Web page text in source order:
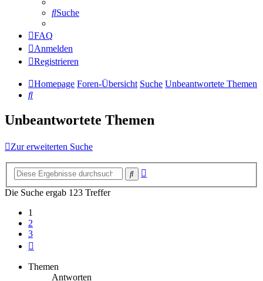
Suche
FAQ
Anmelden
Registrieren
Homepage Foren-Übersicht Suche Unbeantwortete Themen
Suche
Unbeantwortete Themen
Zur erweiterten Suche
Suche
Die Suche ergab 123 Treffer
1
2
3
Themen
Antworten